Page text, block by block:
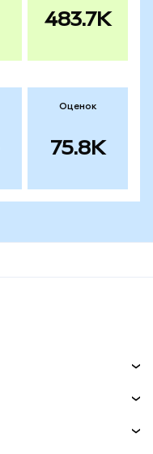
483.7K
Оценок
75.8K